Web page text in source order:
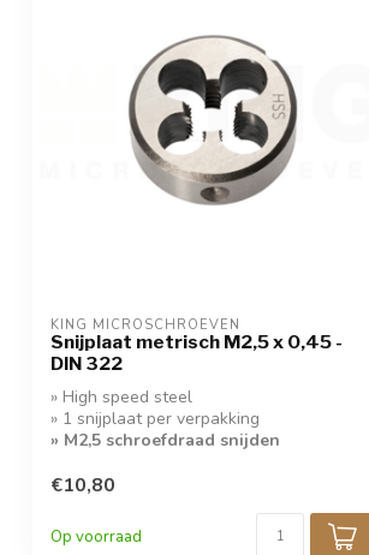
KING MICROSCHROEVEN
Snijplaat metrisch M2,5 x 0,45 -
DIN 322
» High speed steel
» 1 snijplaat per verpakking
» M2,5 schroefdraad snijden
€10,80
Op voorraad